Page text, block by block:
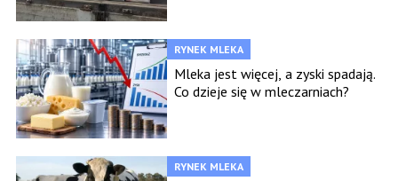
RYNEK MLEKA
Mleka jest więcej, a zyski spadają.
Co dzieje się w mleczarniach?
RYNEK MLEKA